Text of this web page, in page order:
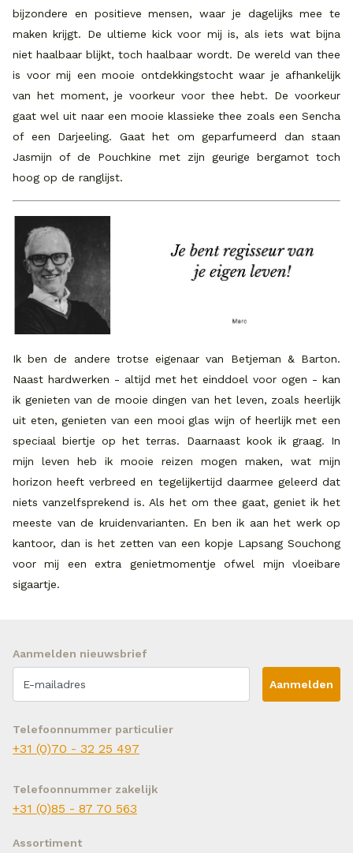
bijzondere en positieve mensen, waar je dagelijks mee te
maken krijgt. De ultieme kick voor mij is, als iets wat bijna
niet haalbaar blijkt, toch haalbaar wordt. De wereld van thee
is voor mij een mooie ontdekkingstocht waar je afhankelijk
van het moment, je voorkeur voor thee hebt. De voorkeur
gaat wel uit naar een mooie klassieke thee zoals een Sencha
of een Darjeeling. Gaat het om geparfumeerd dan staan
Jasmijn of de Pouchkine met zijn geurige bergamot toch
hoog op de ranglijst.
Ik ben de andere trotse eigenaar van Betjeman & Barton.
Naast hardwerken - altijd met het einddoel voor ogen - kan
ik genieten van de mooie dingen van het leven, zoals heerlijk
uit eten, genieten van een mooi glas wijn of heerlijk met een
speciaal biertje op het terras. Daarnaast kook ik graag. In
mijn leven heb ik mooie reizen mogen maken, wat mijn
horizon heeft verbreed en tegelijkertijd daarmee geleerd dat
niets vanzelfsprekend is. Als het om thee gaat, geniet ik het
meeste van de kruidenvarianten. En ben ik aan het werk op
kantoor, dan is het zetten van een kopje Lapsang Souchong
voor mij een extra genietmomentje ofwel mijn vloeibare
sigaartje.
Assortiment
Telefoonnummer particulier
+31 (0)70 - 32 25 497
Telefoonnummer zakelijk
+31 (0)85 - 87 70 563
Aanmelden nieuwsbrief
Aanmelden